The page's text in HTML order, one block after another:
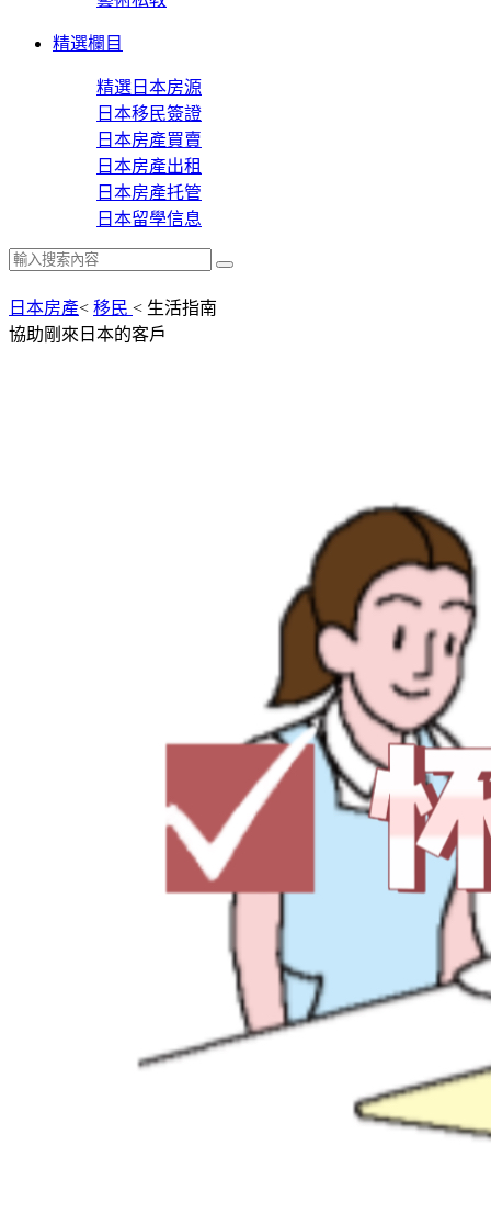
精選欄目
精選日本房源
日本移民簽證
日本房產買賣
日本房產出租
日本房產托管
日本留學信息
日本房產< 移民 < 生活指南
協助剛來日本的客戶